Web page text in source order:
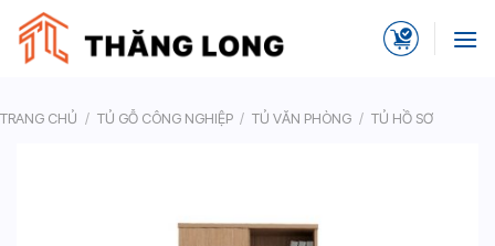
content
TRANG CHỦ / TỦ GỖ CÔNG NGHIỆP / TỦ VĂN PHÒNG / TỦ HỒ SƠ